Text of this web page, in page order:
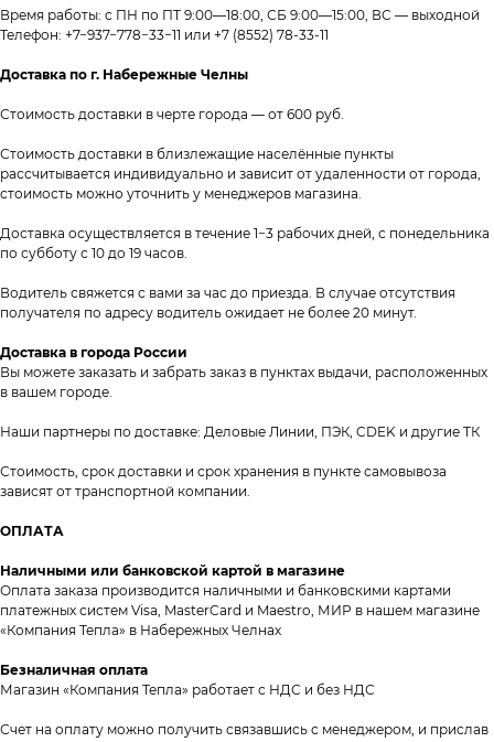
Время работы: с ПН по ПТ 9:00—18:00, СБ 9:00—15:00, ВС — выходной
Телефон: +7−937−778−33−11 или +7 (8552) 78-33-11
Доставка по г. Набережные Челны
Стоимость доставки в черте города — от 600 руб.
Стоимость доставки в близлежащие населённые пункты
рассчитывается индивидуально и зависит от удаленности от города,
стоимость можно уточнить у менеджеров магазина.
Доставка осуществляется в течение 1−3 рабочих дней, с понедельника
по субботу с 10 до 19 часов.
Водитель свяжется с вами за час до приезда. В случае отсутствия
получателя по адресу водитель ожидает не более 20 минут.
Доставка в города России
Вы можете заказать и забрать заказ в пунктах выдачи, расположенных
в вашем городе.
Наши партнеры по доставке: Деловые Линии, ПЭК, CDEK и другие ТК
Стоимость, срок доставки и срок хранения в пункте самовывоза
зависят от транспортной компании.
ОПЛАТА
Наличными или банковской картой в магазине
Оплата заказа производится наличными и банковскими картами
платежных систем Visa, MasterCard и Maestro, МИР в нашем магазине
«Компания Тепла» в Набережных Челнах
Безналичная оплата
Магазин «Компания Тепла» работает с НДС и без НДС
Счет на оплату можно получить связавшись с менеджером, и прислав
Контакты
Пн-Пт: 8:00 - 17:00
+7 (8552) 78-33-11
Каталог О компании Акции Статьи